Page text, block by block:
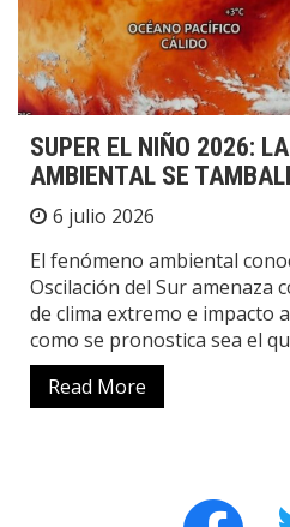
SUPER EL NIÑO 2026:
AMBIENTAL SE
6 julio 2026
El fenómeno ambiental
Oscilación del Sur amenaza
de clima extremo e impacto
como se pronostica sea el
Read More
facebook